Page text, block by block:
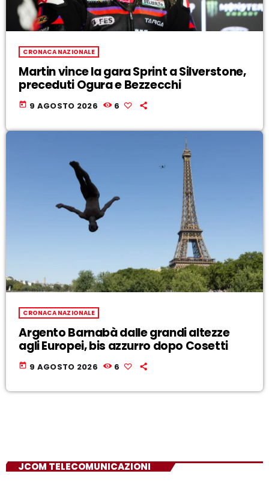
CRONACA NAZIONALE
Martin vince la gara Sprint a Silverstone,
preceduti Ogura e Bezzecchi
today 9 AGOSTO 2026 6
CRONACA NAZIONALE
Argento Barnabà dalle grandi altezze
agli Europei, bis azzurro dopo Cosetti
today 9 AGOSTO 2026 6
JCOM TELECOMUNICAZIONI